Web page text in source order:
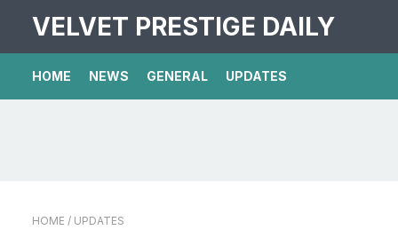
VELVET PRESTIGE DAILY
HOME NEWS GENERAL UPDATES
HOME / UPDATES